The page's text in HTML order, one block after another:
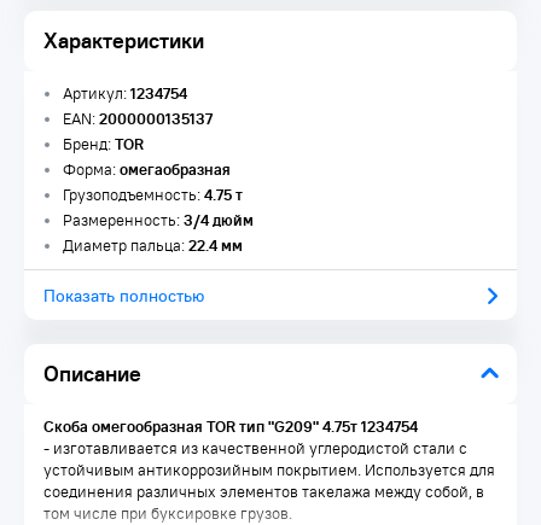
Характеристики
Описание
Артикул:1234754
EAN:2000000135137
Бренд:TOR
Форма:омегаобразная
Грузоподъемность:4.75 т
Размеренность:3/4 дюйм
Диаметр пальца:22.4 мм
Показать полностью
Скоба омегообразная TOR тип "G209" 4.75т 1234754
- изготавливается из качественной углеродистой стали с
устойчивым антикоррозийным покрытием. Используется для
соединения различных элементов такелажа между собой, в
том числе при буксировке грузов.